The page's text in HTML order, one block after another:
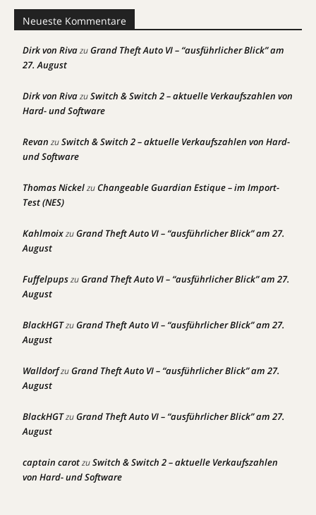
Neueste Kommentare
Dirk von RivazuGrand Theft Auto VI – “ausführlicher Blick” am
27. August
Dirk von RivazuSwitch & Switch 2 – aktuelle Verkaufszahlen von
Hard- und Software
Revan zuSwitch & Switch 2 – aktuelle Verkaufszahlen von Hard-
und Software
Thomas NickelzuChangeable Guardian Estique – im Import-
Test (NES)
KahlmoixzuGrand Theft Auto VI – “ausführlicher Blick” am 27.
August
FuffelpupszuGrand Theft Auto VI – “ausführlicher Blick” am 27.
August
BlackHGTzuGrand Theft Auto VI – “ausführlicher Blick” am 27.
August
WalldorfzuGrand Theft Auto VI – “ausführlicher Blick” am 27.
August
BlackHGTzuGrand Theft Auto VI – “ausführlicher Blick” am 27.
August
captain carotzuSwitch & Switch 2 – aktuelle Verkaufszahlen
von Hard- und Software